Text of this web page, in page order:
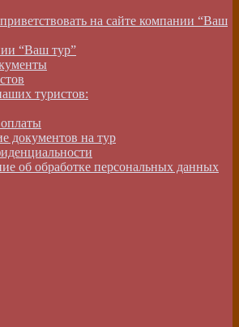
на сайте компании “Ваш
“Ваш тур”
туристов:
документов на тур
об обработке персональных данных